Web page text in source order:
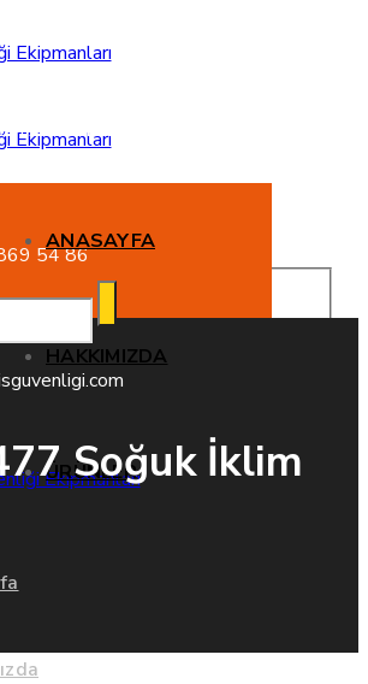
54 86
ANASAYFA
HAKKIMIZDA
ÜRÜNLER
Soğuk İklim